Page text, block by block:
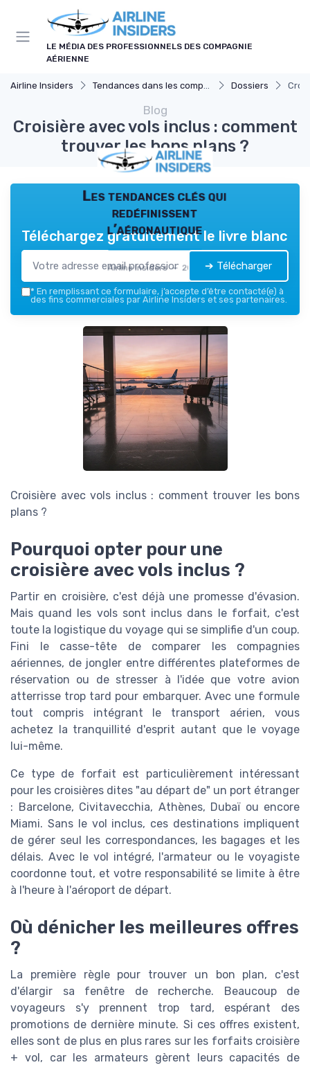
LE MÉDIA DES PROFESSIONNELS DES COMPAGNIE
AÉRIENNE
Airline Insiders Tendances dans les compagnies aériennes Dossiers
Blog
Croisière avec vols inclus : comment
trouver les bons plans ?
Les tendances clés qui
redéfinissent
l’aéronautique
Airline Insiders — 2026
Téléchargez gratuitement le livre blanc
➔ Télécharger
* En remplissant ce formulaire, j’accepte d’être contacté(e) à
des fins commerciales par Airline Insiders et ses partenaires.
Croisière avec vols inclus : comment trouver les bons
plans ?
Pourquoi opter pour une
croisière avec vols inclus ?
Partir en croisière, c'est déjà une promesse d'évasion.
Mais quand les vols sont inclus dans le forfait, c'est
toute la logistique du voyage qui se simplifie d'un coup.
Fini le casse-tête de comparer les compagnies
aériennes, de jongler entre différentes plateformes de
réservation ou de stresser à l'idée que votre avion
atterrisse trop tard pour embarquer. Avec une formule
tout compris intégrant le transport aérien, vous
achetez la tranquillité d'esprit autant que le voyage
lui-même.
Ce type de forfait est particulièrement intéressant
pour les croisières dites "au départ de" un port étranger
: Barcelone, Civitavecchia, Athènes, Dubaï ou encore
Miami. Sans le vol inclus, ces destinations impliquent
de gérer seul les correspondances, les bagages et les
délais. Avec le vol intégré, l'armateur ou le voyagiste
coordonne tout, et votre responsabilité se limite à être
à l'heure à l'aéroport de départ.
Où dénicher les meilleures offres
?
La première règle pour trouver un bon plan, c'est
d'élargir sa fenêtre de recherche. Beaucoup de
voyageurs s'y prennent trop tard, espérant des
promotions de dernière minute. Si ces offres existent,
elles sont de plus en plus rares sur les forfaits croisière
+ vol, car les armateurs gèrent leurs capacités de
Panneau de gestion des cookies